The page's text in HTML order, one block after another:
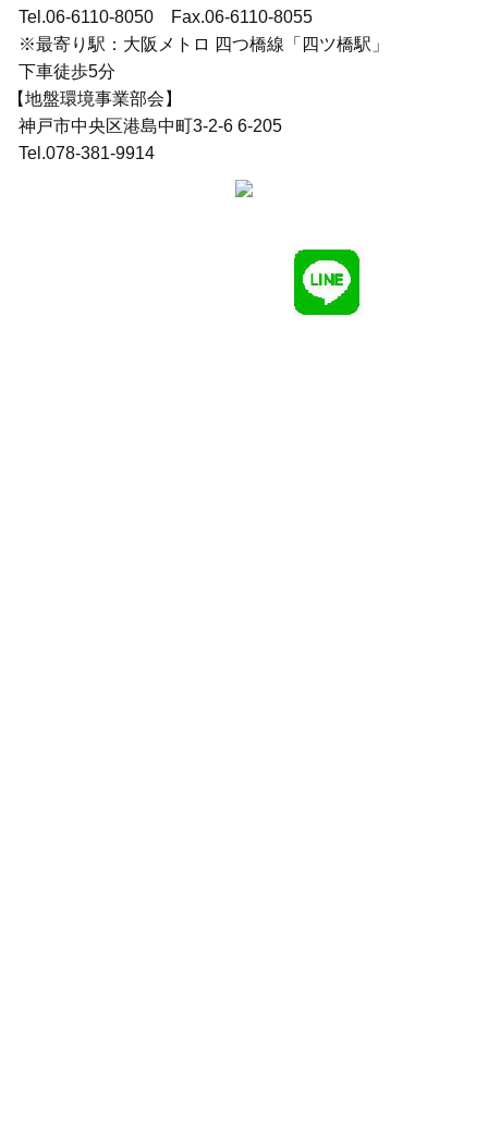
Tel.06-6110-8050 Fax.06-6110-8055
※最寄り駅：大阪メトロ 四つ橋線「四ツ橋駅」
下車徒歩5分
【地盤環境事業部会】
神戸市中央区港島中町3-2-6 6-205
Tel.078-381-9914